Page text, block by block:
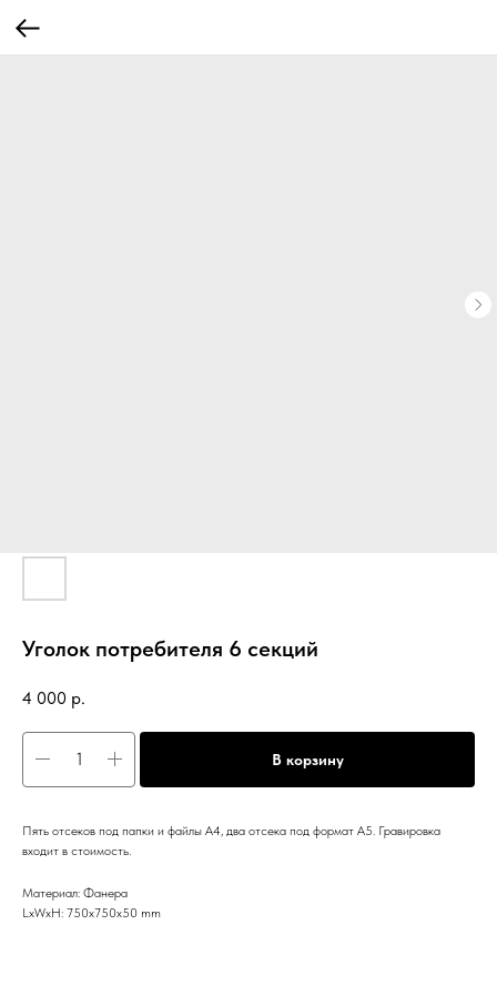
Уголок потребителя 6 секций
4 000 р.
В корзину
Пять отсеков под папки и файлы А4, два отсека под формат А5. Гравировка
входит в стоимость.
Материал: Фанера
LxWxH: 750x750x50 mm